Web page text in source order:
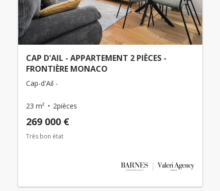
CAP D'AIL - APPARTEMENT 2 PIÈCES -
FRONTIÈRE MONACO
Cap-d'Ail -
23 m² 2pièces
269 000 €
Très bon état